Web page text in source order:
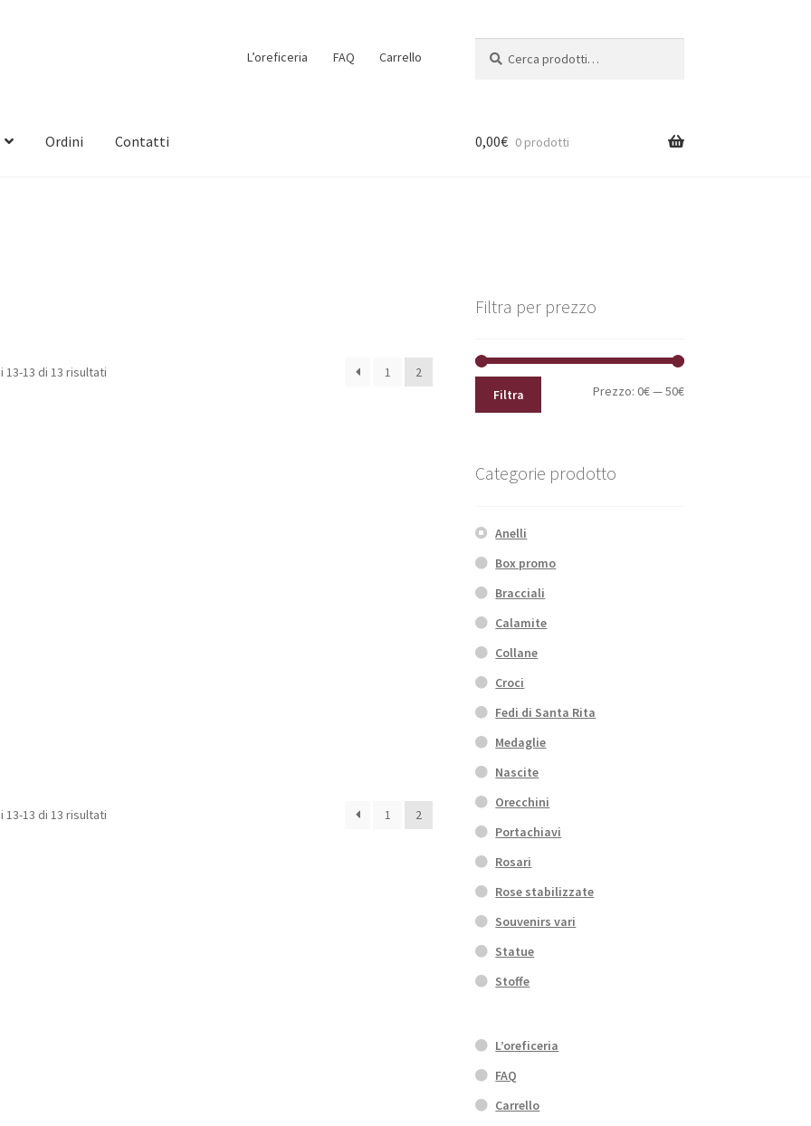
L’oreficeria FAQ Carrello
Ordini Contatti 0,00€ 0 prodotti
13-13 di 13 risultati 1 2
13-13 di 13 risultati 1 2
Filtra per prezzo
Prezzo
Prezzo
Filtra Prezzo: 0€—50€
Categorie prodotto
Anelli
Box promo
Bracciali
Calamite
Collane
Croci
Fedi di Santa Rita
Medaglie
Nascite
Orecchini
Portachiavi
Rosari
Rose stabilizzate
Souvenirs vari
Statue
Stoffe
L’oreficeria
FAQ
Carrello